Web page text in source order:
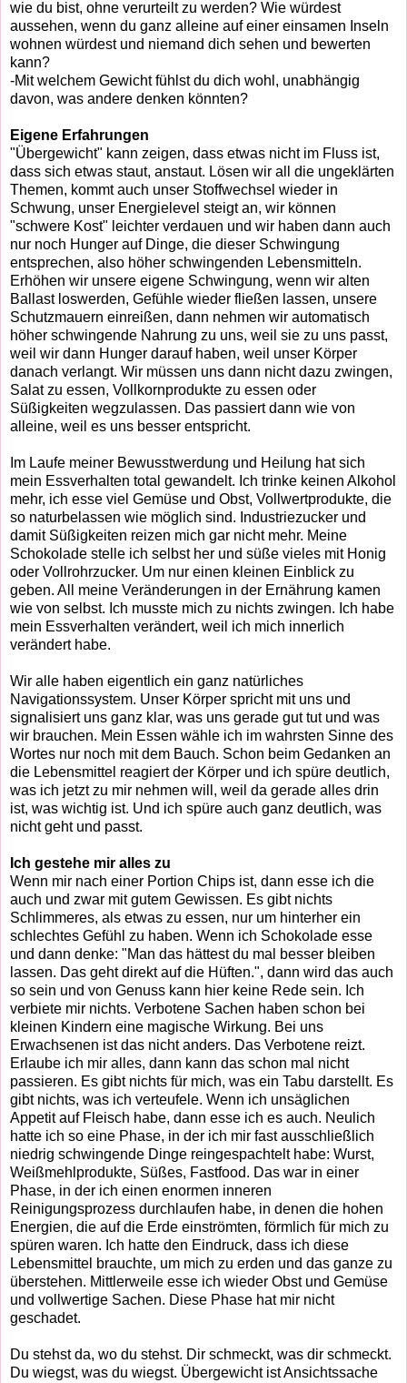
wie du bist, ohne verurteilt zu werden? Wie würdest
aussehen, wenn du ganz alleine auf einer einsamen Inseln
wohnen würdest und niemand dich sehen und bewerten
kann?
-Mit welchem Gewicht fühlst du dich wohl, unabhängig
davon, was andere denken könnten?
Eigene Erfahrungen
"Übergewicht" kann zeigen, dass etwas nicht im Fluss ist,
dass sich etwas staut, anstaut. Lösen wir all die ungeklärten
Themen, kommt auch unser Stoffwechsel wieder in
Schwung, unser Energielevel steigt an, wir können
"schwere Kost" leichter verdauen und wir haben dann auch
nur noch Hunger auf Dinge, die dieser Schwingung
entsprechen, also höher schwingenden Lebensmitteln.
Erhöhen wir unsere eigene Schwingung, wenn wir alten
Ballast loswerden, Gefühle wieder fließen lassen, unsere
Schutzmauern einreißen, dann nehmen wir automatisch
höher schwingende Nahrung zu uns, weil sie zu uns passt,
weil wir dann Hunger darauf haben, weil unser Körper
danach verlangt. Wir müssen uns dann nicht dazu zwingen,
Salat zu essen, Vollkornprodukte zu essen oder
Süßigkeiten wegzulassen. Das passiert dann wie von
alleine, weil es uns besser entspricht.
Im Laufe meiner Bewusstwerdung und Heilung hat sich
mein Essverhalten total gewandelt. Ich trinke keinen Alkohol
mehr, ich esse viel Gemüse und Obst, Vollwertprodukte, die
so naturbelassen wie möglich sind. Industriezucker und
damit Süßigkeiten reizen mich gar nicht mehr. Meine
Schokolade stelle ich selbst her und süße vieles mit Honig
oder Vollrohrzucker. Um nur einen kleinen Einblick zu
geben. All meine Veränderungen in der Ernährung kamen
wie von selbst. Ich musste mich zu nichts zwingen. Ich habe
mein Essverhalten verändert, weil ich mich innerlich
verändert habe.
Wir alle haben eigentlich ein ganz natürliches
Navigationssystem. Unser Körper spricht mit uns und
signalisiert uns ganz klar, was uns gerade gut tut und was
wir brauchen. Mein Essen wähle ich im wahrsten Sinne des
Wortes nur noch mit dem Bauch. Schon beim Gedanken an
die Lebensmittel reagiert der Körper und ich spüre deutlich,
was ich jetzt zu mir nehmen will, weil da gerade alles drin
ist, was wichtig ist. Und ich spüre auch ganz deutlich, was
nicht geht und passt.
Ich gestehe mir alles zu
Wenn mir nach einer Portion Chips ist, dann esse ich die
auch und zwar mit gutem Gewissen. Es gibt nichts
Schlimmeres, als etwas zu essen, nur um hinterher ein
schlechtes Gefühl zu haben. Wenn ich Schokolade esse
und dann denke: "Man das hättest du mal besser bleiben
lassen. Das geht direkt auf die Hüften.", dann wird das auch
so sein und von Genuss kann hier keine Rede sein. Ich
verbiete mir nichts. Verbotene Sachen haben schon bei
kleinen Kindern eine magische Wirkung. Bei uns
Erwachsenen ist das nicht anders. Das Verbotene reizt.
Erlaube ich mir alles, dann kann das schon mal nicht
passieren. Es gibt nichts für mich, was ein Tabu darstellt. Es
gibt nichts, was ich verteufele. Wenn ich unsäglichen
Appetit auf Fleisch habe, dann esse ich es auch. Neulich
hatte ich so eine Phase, in der ich mir fast ausschließlich
niedrig schwingende Dinge reingespachtelt habe: Wurst,
Weißmehlprodukte, Süßes, Fastfood. Das war in einer
Phase, in der ich einen enormen inneren
Reinigungsprozess durchlaufen habe, in denen die hohen
Energien, die auf die Erde einströmten, förmlich für mich zu
spüren waren. Ich hatte den Eindruck, dass ich diese
Lebensmittel brauchte, um mich zu erden und das ganze zu
überstehen. Mittlerweile esse ich wieder Obst und Gemüse
und vollwertige Sachen. Diese Phase hat mir nicht
geschadet.
Du stehst da, wo du stehst. Dir schmeckt, was dir schmeckt.
Du wiegst, was du wiegst. Übergewicht ist Ansichtssache